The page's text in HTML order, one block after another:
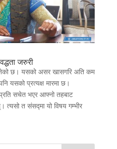
जरुरी
बनेको छ। यसको असर खासगरि अति कम
यसको प्रत्यक्ष मारमा छ।
सचेत भएर आफ्नो तहबाट
त्यसो त संसद्मा यो विषय गम्भीर